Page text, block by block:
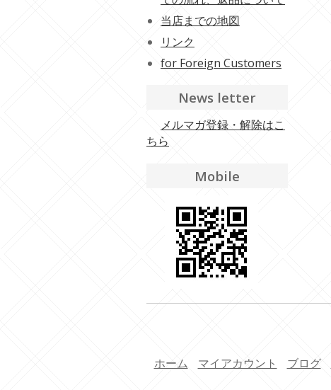
当店までの地図
リンク
for Foreign Customers
News letter
メルマガ登録・解除はこ
ちら
Mobile
ホーム マイアカウント ブログ